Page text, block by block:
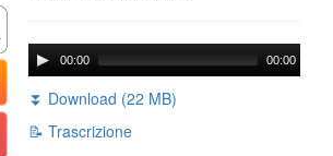
00:00 00:00
⏬ Download (22 MB)
📝 Trascrizione